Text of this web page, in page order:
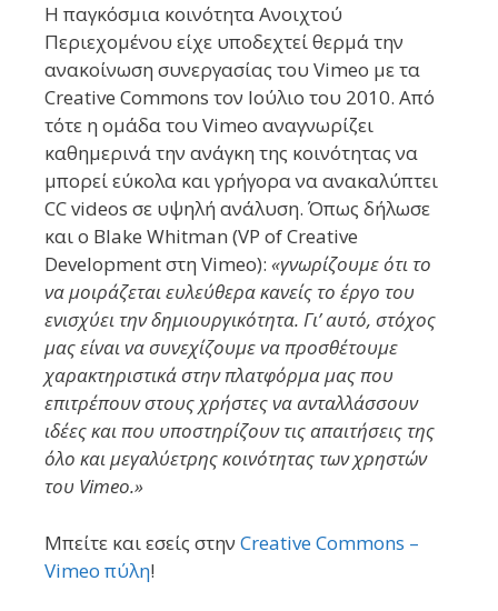
Η παγκόσμια κοινότητα Ανοιχτού
Περιεχομένου είχε υποδεχτεί θερμά την
ανακοίνωση συνεργασίας του Vimeo με τα
Creative Commons τον Ιούλιο του 2010. Από
τότε η ομάδα του Vimeo αναγνωρίζει
καθημερινά την ανάγκη της κοινότητας να
μπορεί εύκολα και γρήγορα να ανακαλύπτει
CC videos σε υψηλή ανάλυση. Όπως δήλωσε
και ο Blake Whitman (VP of Creative
Development στη Vimeo): «γνωρίζουμε ότι το
να μοιράζεται ευλεύθερα κανείς το έργο του
ενισχύει την δημιουργικότητα. Γι’ αυτό, στόχος
μας είναι να συνεχίζουμε να προσθέτουμε
χαρακτηριστικά στην πλατφόρμα μας που
επιτρέπουν στους χρήστες να ανταλλάσσουν
ιδέες και που υποστηρίζουν τις απαιτήσεις της
όλο και μεγαλύετρης κοινότητας των χρηστών
του Vimeo.»
Μπείτε και εσείς στην Creative Commons –
Vimeo πύλη!